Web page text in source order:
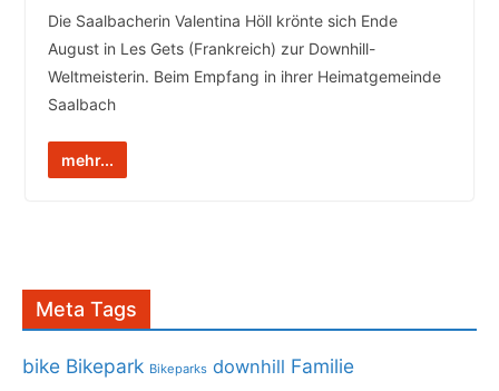
Die Saalbacherin Valentina Höll krönte sich Ende
August in Les Gets (Frankreich) zur Downhill-
Weltmeisterin. Beim Empfang in ihrer Heimatgemeinde
Saalbach
mehr...
Meta Tags
bike Bikepark Bikeparks downhill Familie